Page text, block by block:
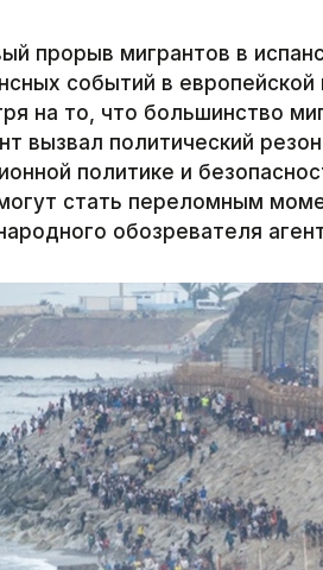
прорыв мигрантов в
событий в
на то, что большинство
вызвал политический
политике и
стать переломным
обозревателя